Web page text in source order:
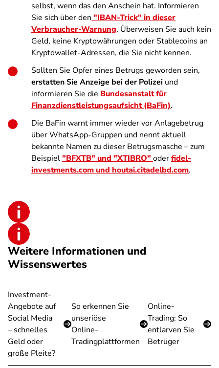
selbst, wenn das den Anschein hat. Informieren
Sie sich über den "IBAN-Trick" in dieser
Verbraucher-Warnung. Überweisen Sie auch kein
Geld, keine Kryptowährungen oder Stablecoins an
Kryptowallet-Adressen, die Sie nicht kennen.
Sollten Sie Opfer eines Betrugs geworden sein,
erstatten Sie Anzeige bei der Polizei und
informieren Sie die Bundesanstalt für
Finanzdienstleistungsaufsicht (BaFin).
Die BaFin warnt immer wieder vor Anlagebetrug
über WhatsApp-Gruppen und nennt aktuell
bekannte Namen zu dieser Betrugsmasche – zum
Beispiel"BFXTB" und "XTIBRO" oderfidel-
investments.com und houtai.citadelbd.com.
Weitere Informationen und
Wissenswertes
Investment-
Angebote auf
Social Media
– schnelles
Geld oder
große Pleite?
So erkennen Sie
unseriöse
Online-
Tradingplattformen
Online-
Trading: So
entlarven Sie
Betrüger